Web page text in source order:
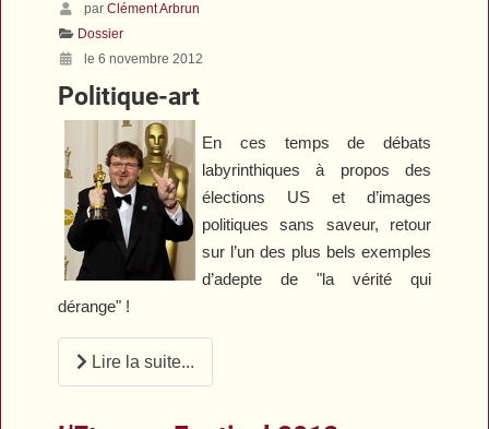
parClément Arbrun
Dossier
le 6 novembre 2012
Politique-art
En ces temps de débats
labyrinthiques à propos des
élections US et d’images
politiques sans saveur, retour
sur l’un des plus bels exemples
d’adepte de "la vérité qui
dérange" !
Lire la suite...